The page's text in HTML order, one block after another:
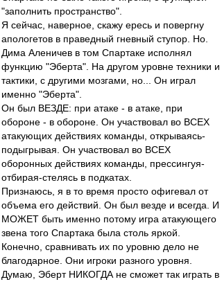
"заполнить пространство".
Я сейчас, наверное, скажу ересь и повергну
апологетов в праведный гневный ступор. Но.
Дима Аленичев в том Спартаке исполнял
функцию "Эберта". На другом уровне техники и
тактики, с другими мозгами, но... Он играл
именно "Эберта".
Он был ВЕЗДЕ: при атаке - в атаке, при
обороне - в обороне. Он участвовал во ВСЕХ
атакующих действиях команды, открываясь-
подыгрывая. Он участвовал во ВСЕХ
оборонных действиях команды, прессингуя-
отбирая-стелясь в подкатах.
Признаюсь, я в то время просто офигевал от
объема его действий. Он был везде и всегда. И
МОЖЕТ быть именно потому игра атакующего
звена того Спартака была столь яркой.
Конечно, сравнивать их по уровню дело не
благодарное. Они игроки разного уровня.
Думаю, Эберт НИКОГДА не сможет так играть в